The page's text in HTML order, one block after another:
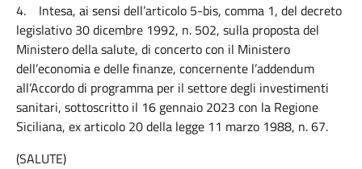
4. Intesa, ai sensi dell’articolo 5-bis, comma 1, del decreto
legislativo 30 dicembre 1992, n. 502, sulla proposta del
Ministero della salute, di concerto con il Ministero
dell’economia e delle finanze, concernente l’addendum
all’Accordo di programma per il settore degli investimenti
sanitari, sottoscritto il 16 gennaio 2023 con la Regione
Siciliana, ex articolo 20 della legge 11 marzo 1988, n. 67.
(SALUTE)